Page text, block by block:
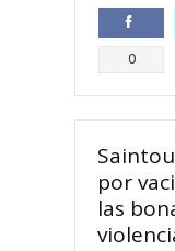
Compartir
0
por
las